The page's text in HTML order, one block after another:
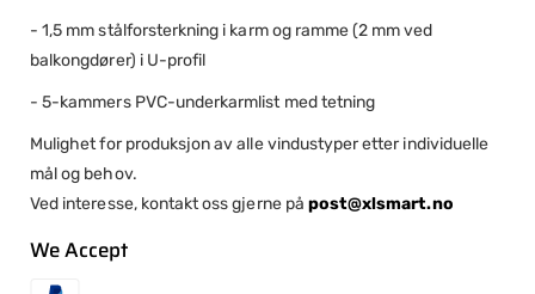
- 1,5 mm stålforsterkning i karm og ramme (2 mm ved
balkongdører) i U-profil
- 5-kammers PVC-underkarmlist med tetning
Mulighet for produksjon av alle vindustyper etter individuelle
mål og behov.
Ved interesse, kontakt oss gjerne på post@xlsmart.no
We Accept